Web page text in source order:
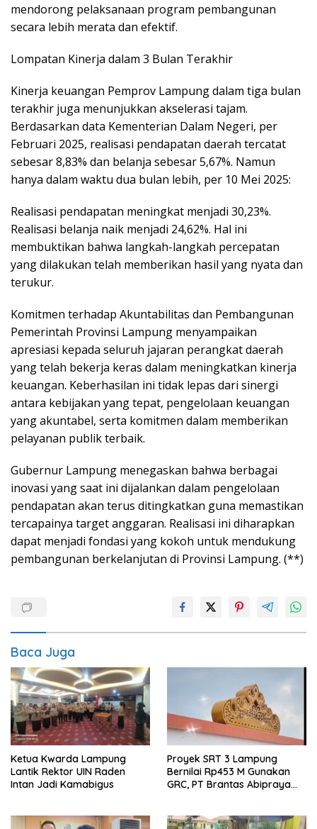
mendorong pelaksanaan program pembangunan
secara lebih merata dan efektif.
Lompatan Kinerja dalam 3 Bulan Terakhir
Kinerja keuangan Pemprov Lampung dalam tiga bulan
terakhir juga menunjukkan akselerasi tajam.
Berdasarkan data Kementerian Dalam Negeri, per
Februari 2025, realisasi pendapatan daerah tercatat
sebesar 8,83% dan belanja sebesar 5,67%. Namun
hanya dalam waktu dua bulan lebih, per 10 Mei 2025:
Realisasi pendapatan meningkat menjadi 30,23%.
Realisasi belanja naik menjadi 24,62%. Hal ini
membuktikan bahwa langkah-langkah percepatan
yang dilakukan telah memberikan hasil yang nyata dan
terukur.
Komitmen terhadap Akuntabilitas dan Pembangunan
Pemerintah Provinsi Lampung menyampaikan
apresiasi kepada seluruh jajaran perangkat daerah
yang telah bekerja keras dalam meningkatkan kinerja
keuangan. Keberhasilan ini tidak lepas dari sinergi
antara kebijakan yang tepat, pengelolaan keuangan
yang akuntabel, serta komitmen dalam memberikan
pelayanan publik terbaik.
Gubernur Lampung menegaskan bahwa berbagai
inovasi yang saat ini dijalankan dalam pengelolaan
pendapatan akan terus ditingkatkan guna memastikan
tercapainya target anggaran. Realisasi ini diharapkan
dapat menjadi fondasi yang kokoh untuk mendukung
pembangunan berkelanjutan di Provinsi Lampung. (**)
Baca Juga
Ketua Kwarda Lampung
Lantik Rektor UIN Raden
Intan Jadi Kamabigus
Proyek SRT 3 Lampung
Bernilai Rp453 M Gunakan
GRC, PT Brantas Abipraya